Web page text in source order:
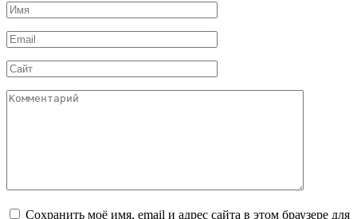
Имя
*
Email
*
Сайт
Комментарий
Сохранить моё имя, email и адрес сайта в этом браузере для